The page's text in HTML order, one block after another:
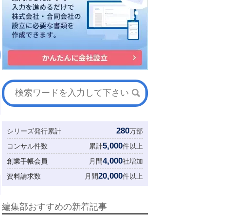
シリーズ発行累計 280万部
コンサル件数
累計5,000件以上
創業手帳会員
月間4,000社増加
資料請求数
月間20,000件以上
編集部おすすめの新着記事